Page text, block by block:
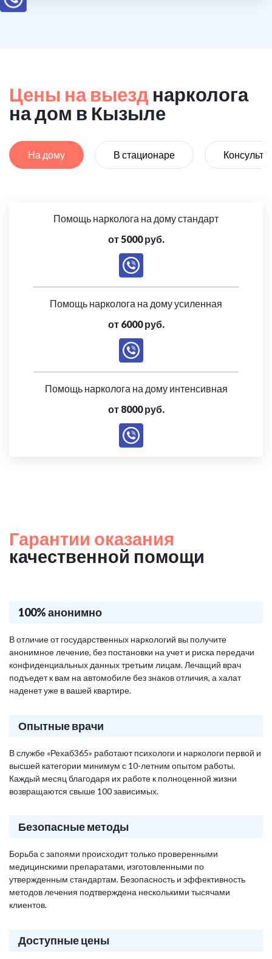
Цены на выезд нарколога
на дом в Кызыле
На дому В стационаре
Помощь нарколога на дому стандарт
от 5000 руб.
Помощь нарколога на дому усиленная
от 6000 руб.
Помощь нарколога на дому интенсивная
от 8000 руб.
Гарантии оказания
качественной помощи
100% анонимно
В отличие от государственных наркологий вы получите
анонимное лечение, без постановки на учет и риска передачи
конфиденциальных данных третьим лицам. Лечащий врач
подъедет к вам на автомобиле без знаков отличия, а халат
наденет уже в вашей квартире.
Опытные врачи
В службе «Рехаб365» работают психологи и наркологи первой и
высшей категории минимум с 10-летним опытом работы.
Каждый месяц благодаря их работе к полноценной жизни
возвращаются свыше 100 зависимых.
Безопасные методы
Борьба с запоями происходит только проверенными
медицинскими препаратами, изготовленными по
утвержденным стандартам. Безопасность и эффективность
методов лечения подтверждена несколькими тысячами
клиентов.
Доступные цены